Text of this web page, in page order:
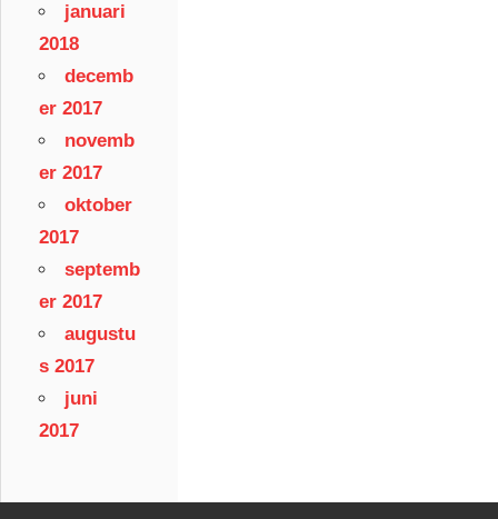
januari
2018
decemb
er 2017
novemb
er 2017
oktober
2017
septemb
er 2017
augustu
s 2017
juni
2017